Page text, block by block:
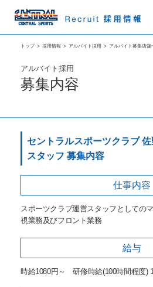
トップ > 採用情報 > アルバイト採用 > アルバイト募集店舗
アルバイト採用
募集内容
セントラルスポーツクラブ 佐
スタッフ 募集内容
仕事内容
スポーツクラブ運営スタッフとしての
視業務及びフロント業務
給与
時給1080円～ 研修時給(100時間程度)